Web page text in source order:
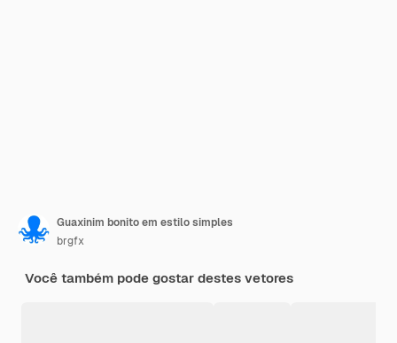
Guaxinim bonito em estilo simples
brgfx
Você também pode gostar destes vetores